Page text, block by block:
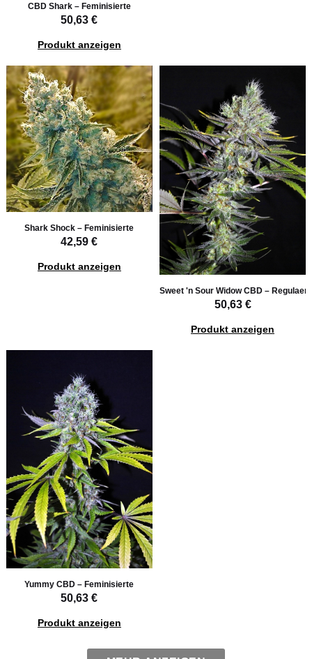
CBD Shark – Feminisierte
50,63 €
Produkt anzeigen
Shark Shock – Feminisierte
42,59 €
Produkt anzeigen
Sweet 'n Sour Widow CBD – Regulaere
50,63 €
Produkt anzeigen
Yummy CBD – Feminisierte
50,63 €
Produkt anzeigen